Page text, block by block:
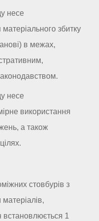
несе
матеріального збитку
в межах,
несе
використання
а також
стовбурів з
матеріалів,
встановлюється 1